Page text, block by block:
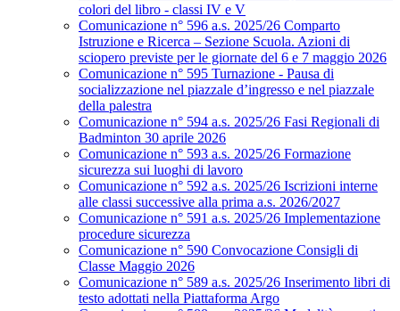
colori del libro - classi IV e V
Comunicazione n° 596 a.s. 2025/26 Comparto
Istruzione e Ricerca – Sezione Scuola. Azioni di
sciopero previste per le giornate del 6 e 7 maggio 2026
Comunicazione n° 595 Turnazione - Pausa di
socializzazione nel piazzale d’ingresso e nel piazzale
della palestra
Comunicazione n° 594 a.s. 2025/26 Fasi Regionali di
Badminton 30 aprile 2026
Comunicazione n° 593 a.s. 2025/26 Formazione
sicurezza sui luoghi di lavoro
Comunicazione n° 592 a.s. 2025/26 Iscrizioni interne
alle classi successive alla prima a.s. 2026/2027
Comunicazione n° 591 a.s. 2025/26 Implementazione
procedure sicurezza
Comunicazione n° 590 Convocazione Consigli di
Classe Maggio 2026
Comunicazione n° 589 a.s. 2025/26 Inserimento libri di
testo adottati nella Piattaforma Argo